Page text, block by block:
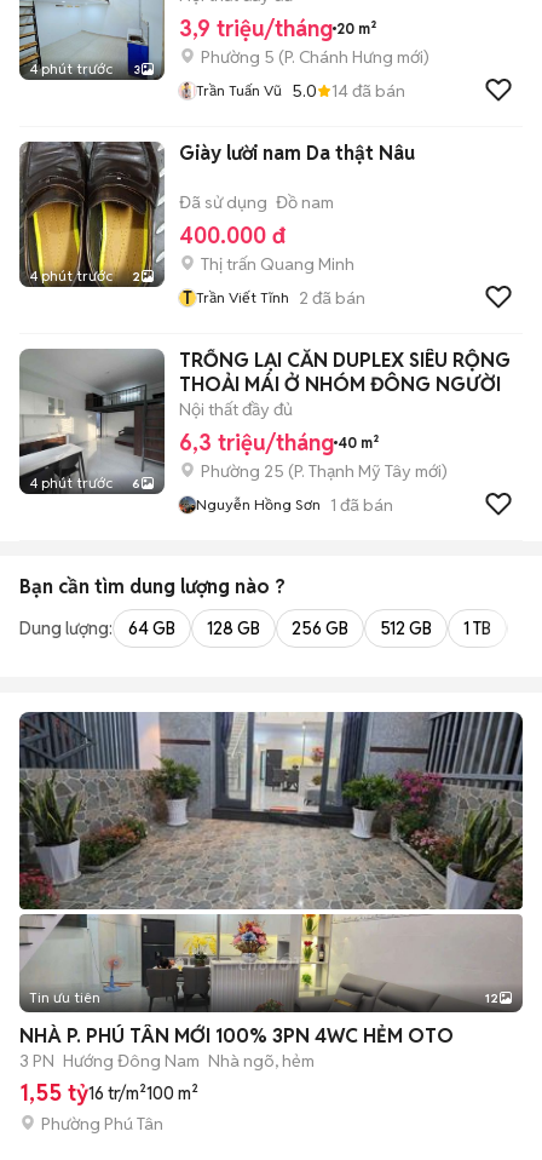
4 phút trước 3
3,9 triệu/tháng 20 m²
Phường 5 (P. Chánh Hưng mới)
Trần Tuấn Vũ 5.0 14đã bán
4 phút trước 2
Giày lười nam Da thật Nâu
Đã sử dụng Đồ nam
400.000 đ
Thị trấn Quang Minh
T Trần Viết Tĩnh 2 đã bán
4 phút trước 6
TRỐNG LẠI CĂN DUPLEX SIÊU RỘNG
THOẢI MÁI Ở NHÓM ĐÔNG NGƯỜI
Nội thất đầy đủ
6,3 triệu/tháng 40 m²
Phường 25 (P. Thạnh Mỹ Tây mới)
Nguyễn Hồng Sơn 1 đã bán
Bạn cần tìm dung lượng nào ?
Dung lượng: 64 GB 128 GB 256 GB 512 GB 1 TB
+2
Tin ưu tiên 12
NHÀ P. PHÚ TÂN MỚI 100% 3PN 4WC HẺM OTO
3 PN Hướng Đông Nam Nhà ngõ, hẻm
1,55 tỷ16 tr/m²100 m²
Phường Phú Tân